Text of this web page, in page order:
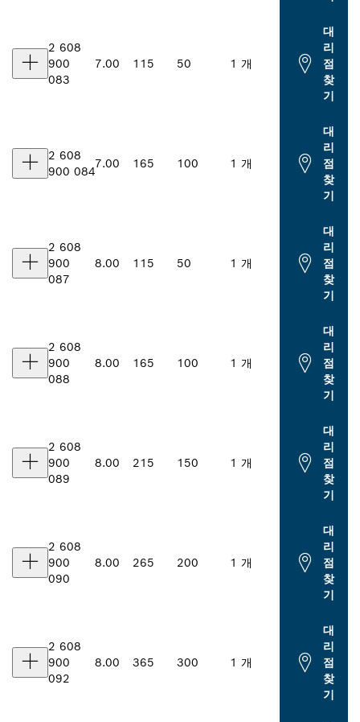
2 608
900
083
7.00 115 50 1 개
대
리
점
찾
기
2 608
900 084
7.00 165 100 1 개
대
리
점
찾
기
2 608
900
087
8.00 115 50 1 개
대
리
점
찾
기
2 608
900
088
8.00 165 100 1 개
대
리
점
찾
기
2 608
900
089
8.00 215 150 1 개
대
리
점
찾
기
2 608
900
090
8.00 265 200 1 개
대
리
점
찾
기
2 608
900
092
8.00 365 300 1 개
대
리
점
찾
기